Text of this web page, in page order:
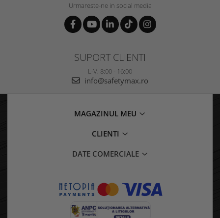
Urmareste-ne in social media
SUPORT CLIENTI
L-V, 8:00 - 16:00
info@safetymax.ro
MAGAZINUL MEU
CLIENTI
DATE COMERCIALE